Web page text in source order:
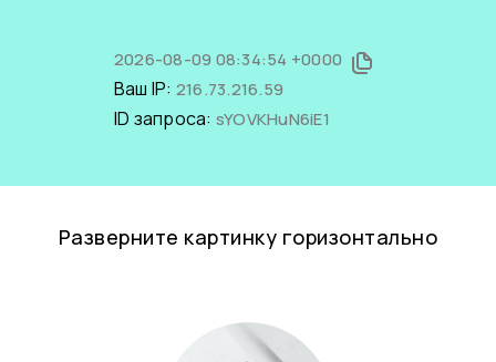
2026-08-09 08:34:54 +0000
Ваш IP: 216.73.216.59
ID запроса: sYOVKHuN6iE1
Разверните картинку горизонтально